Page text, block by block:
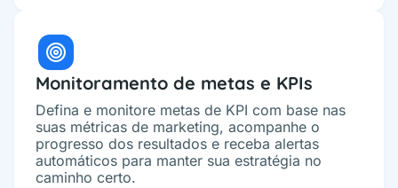
Monitoramento de metas e KPIs
Defina e monitore metas de KPI com base nas
suas métricas de marketing, acompanhe o
progresso dos resultados e receba alertas
automáticos para manter sua estratégia no
caminho certo.